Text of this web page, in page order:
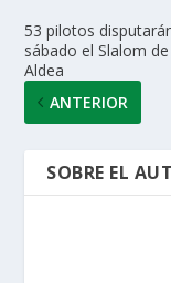
53 pilotos
sábado el Slalom
Aldea
ANTERIOR
SOBRE EL